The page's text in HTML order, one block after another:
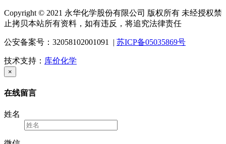
Copyright © 2021 永华化学股份有限公司 版权所有 未经授权禁
止拷贝本站所有资料，如有违反，将追究法律责任
公安备案号：32058102001091 | 苏ICP备05035869号
技术支持： 库价化学
×
在线留言
姓名